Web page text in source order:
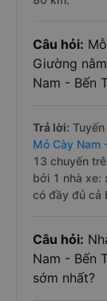
Câu hỏi:
Giường
Nam - Bến
Trả lời:
Mỏ Cày Nam
13 chuyến
bởi 1 nhà xe:
có đầy đủ cả
Câu hỏi:
Nam - Bến
sớm nhất?